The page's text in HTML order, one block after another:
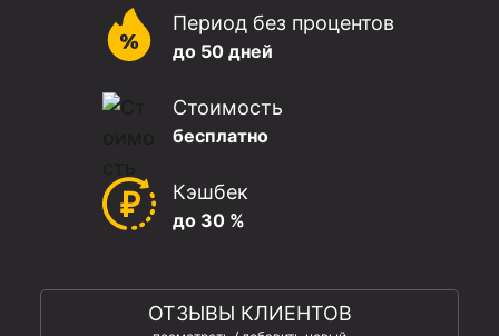
Период без процентов
до 50 дней
Стоимость
бесплатно
Кэшбек
до 30 %
ОТЗЫВЫ КЛИЕНТОВ